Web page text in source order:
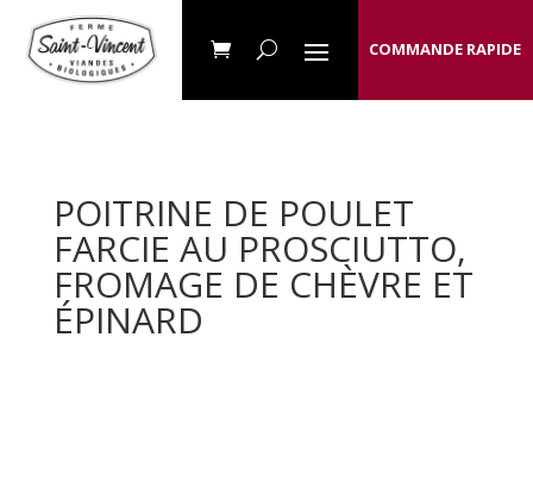
COMMANDE RAPIDE
POITRINE DE POULET
FARCIE AU PROSCIUTTO,
FROMAGE DE CHÈVRE ET
ÉPINARD